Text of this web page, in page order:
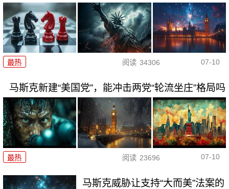
最热 阅读 34306 07-10
马斯克新建“美国党”，能冲击两党“轮流坐庄”格局吗
最热 阅读 23696 07-10
马斯克威胁让支持“大而美”法案的